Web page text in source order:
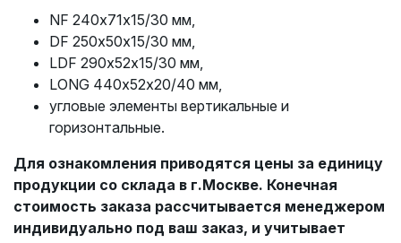
NF 240х71х15/30 мм,
DF 250х50х15/30 мм,
LDF 290х52х15/30 мм,
LONG 440х52х20/40 мм,
угловые элементы вертикальные и
горизонтальные.
Для ознакомления приводятся цены за единицу
продукции со склада в г.Москве. Конечная
стоимость заказа рассчитывается менеджером
индивидуально под ваш заказ, и учитывает